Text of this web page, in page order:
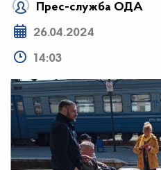
Прес-служба ОДА
26.04.2024
14:03